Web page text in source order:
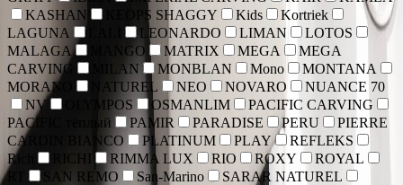
KASHAN
KEOPS SHAGGY Kids
Kortriek
LAGUNA
LEONARDO LIMAN
LOTOS
MALAGA
MANGO MATRIX MEGA
MEGA
CARVING
MILAN MONBLAN Mono
MONTANA
MORANO
NATUREL NEO NOVARO
NUANCE 70
NV
OLYMPOS OSMANLIM
PACIFIC CARVING
PACIFIC тёплый
PAMIR PARADISE PERU
PIERRE
CARDIN BIANCO
PLATINUM PLAY
REFLEKS
Rich
RICHI RIMMA LUX RIO ROXY
ROYAL
RT
SAN REMO San-Marino
SARAR NATUREL